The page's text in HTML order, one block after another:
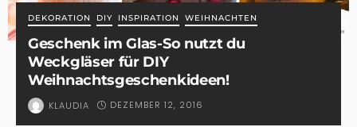
DEKORATION DIY INSPIRATION WEIHNACHTEN
Geschenk im Glas-So nutzt du
Weckgläser für DIY
Weihnachtsgeschenkideen!
KLAUDIA DEZEMBER 12, 2016